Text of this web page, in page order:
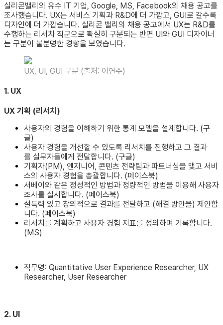
실리콘밸리의 유수 IT 기업, Google, MS, Facebook의 채용 공고를
조사했습니다. UX는 서비스 기획과 R&D에 더 가깝고, GUI로 갈수록
디자인에 더 가깝습니다. 실리콘 밸리의 채용 공고에서 UX는 R&D를
수행하는 리서치 직군으로 확실히 구분되는 반면 UI와 GUI 디자이너
는 구분이 불분명한 경향을 보였습니다.
UX, UI, GUI 구분 (출처: 이연주)
1. UX
UX 기획 (리서치)
사용자의 경험을 이해하기 위한 통계 모델을 설계합니다. (구
글)
사용자 경험을 개선할 수 있도록 리서치를 진행하고 그 결과
를 실무자들에게 전달합니다. (구글)
기획자(PM), 엔지니어, 콘텐츠 전략팀과 파트너십을 맺고 서비
스의 사용자 경험을 총괄합니다. (페이스북)
서베이와 같은 정성적인 방법과 정량적인 방법을 이용해 사용자
조사를 실시합니다. (페이스북)
설득력 있고 창의적으로 결과를 전달하고 (해결 방안을) 제안합
니다. (페이스북)
리서치를 계획하고 사용자 경험 지표를 정의하며 기록합니다.
(MS)
직무명: Quantitative User Experience Researcher, UX
Researcher, User Researcher
2. UI